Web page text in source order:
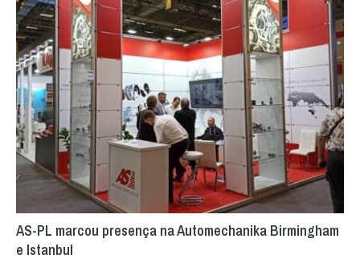
AS-PL marcou presença na Automechanika Birmingham
e Istanbul